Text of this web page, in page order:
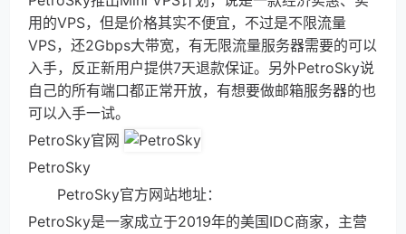
用的VPS，但是价格其实不便宜，不过是不限流量
VPS，还2Gbps大带宽，有无限流量服务器需要的可以
入手，反正新用户提供7天退款保证。另外PetroSky说
自己的所有端口都正常开放，有想要做邮箱服务器的也
可以入手一试。
PetroSky官网
PetroSky
PetroSky官方网站地址：
PetroSky是一家成立于2019年的美国IDC商家，主营